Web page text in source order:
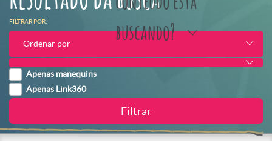
buscando?
FILTRAR POR:
Ordenar por
Apenas manequins
Apenas Link360